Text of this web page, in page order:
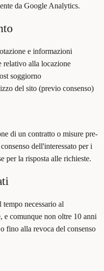
da Google Analytics.
e informazioni
relativo alla locazione
soggiorno
del sito (previo consenso)
di un contratto o misure pre-
dell'interessato per i
per la risposta alle richieste.
necessario al
e comunque non oltre 10 anni
fino alla revoca del consenso